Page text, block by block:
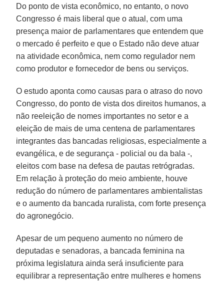
Do ponto de vista econômico, no entanto, o novo
Congresso é mais liberal que o atual, com uma
presença maior de parlamentares que entendem que
o mercado é perfeito e que o Estado não deve atuar
na atividade econômica, nem como regulador nem
como produtor e fornecedor de bens ou serviços.
O estudo aponta como causas para o atraso do novo
Congresso, do ponto de vista dos direitos humanos, a
não reeleição de nomes importantes no setor e a
eleição de mais de uma centena de parlamentares
integrantes das bancadas religiosas, especialmente a
evangélica, e de segurança - policial ou da bala -,
eleitos com base na defesa de pautas retrógradas.
Em relação à proteção do meio ambiente, houve
redução do número de parlamentares ambientalistas
e o aumento da bancada ruralista, com forte presença
do agronegócio.
Apesar de um pequeno aumento no número de
deputadas e senadoras, a bancada feminina na
próxima legislatura ainda será insuficiente para
equilibrar a representação entre mulheres e homens